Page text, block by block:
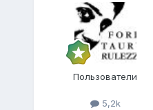
Пользователи
5,2k